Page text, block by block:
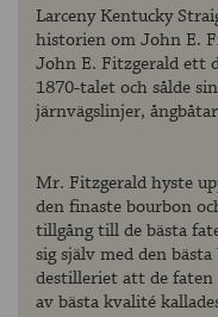
Larceny Kentucky
historien om John E.
John E. Fitzgerald ett
1870-talet och sålde
järnvägslinjer,
Mr. Fitzgerald hyste
den finaste bourbon
tillgång till de bästa
sig själv med den
destilleriet att de faten
av bästa kvalité